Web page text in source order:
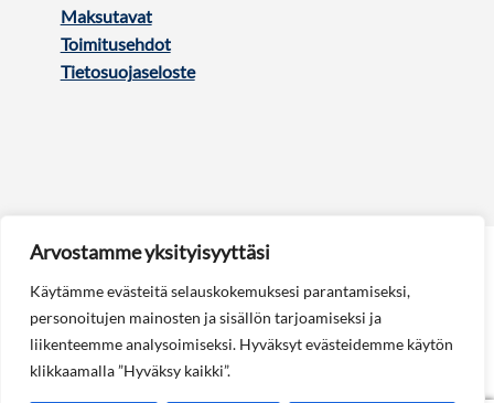
Arvostamme yksityisyyttäsi
Käytämme evästeitä selauskokemuksesi parantamiseksi,
personoitujen mainosten ja sisällön tarjoamiseksi ja
liikenteemme analysoimiseksi. Hyväksyt evästeidemme käytön
klikkaamalla ”Hyväksy kaikki”.
Maksutavat
Toimitusehdot
Tietosuojaseloste